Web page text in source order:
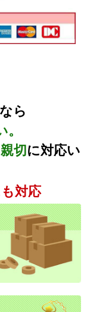
なら
切 に対応い
対応